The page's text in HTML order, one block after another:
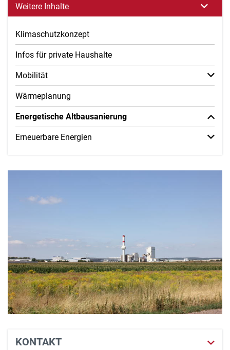
Weitere Inhalte
Klimaschutzkonzept
Infos für private Haushalte
Mobilität
Wärmeplanung
Energetische Altbausanierung
Erneuerbare Energien
KONTAKT